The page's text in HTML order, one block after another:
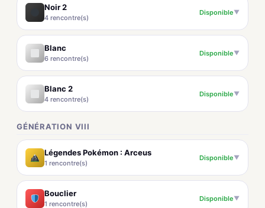
Noir 2
4 rencontre(s)
Disponible▼
Blanc
6 rencontre(s)
Disponible▼
Blanc 2
4 rencontre(s)
Disponible▼
GÉNÉRATION VIII
Légendes Pokémon : Arceus
1 rencontre(s)
Disponible▼
Bouclier
1 rencontre(s)
Disponible▼